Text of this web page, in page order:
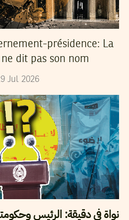
présidence: La
dit pas son nom
Jul 2026
نواة في دقيقة: الرئيس